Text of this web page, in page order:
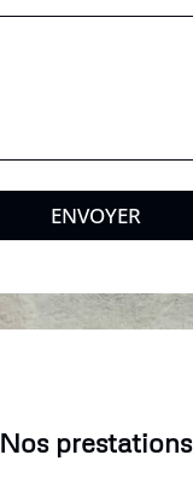
ENVOYER
Nos prestations